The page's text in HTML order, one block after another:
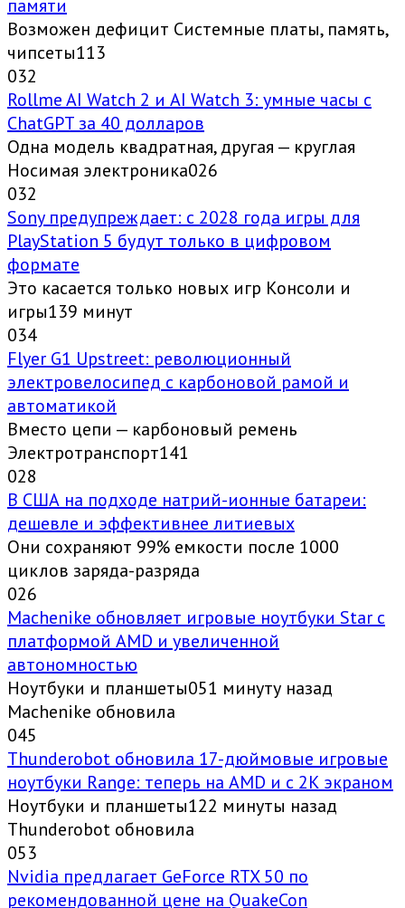
памяти
Возможен дефицит Системные платы, память,
чипсеты113
032
Rollme AI Watch 2 и AI Watch 3: умные часы с
ChatGPT за 40 долларов
Одна модель квадратная, другая — круглая
Носимая электроника026
032
Sony предупреждает: с 2028 года игры для
PlayStation 5 будут только в цифровом
формате
Это касается только новых игр Консоли и
игры139 минут
034
Flyer G1 Upstreet: революционный
электровелосипед с карбоновой рамой и
автоматикой
Вместо цепи — карбоновый ремень
Электротранспорт141
028
В США на подходе натрий-ионные батареи:
дешевле и эффективнее литиевых
Они сохраняют 99% емкости после 1000
циклов заряда-разряда
026
Machenike обновляет игровые ноутбуки Star с
платформой AMD и увеличенной
автономностью
Ноутбуки и планшеты051 минуту назад
Machenike обновила
045
Thunderobot обновила 17-дюймовые игровые
ноутбуки Range: теперь на AMD и с 2K экраном
Ноутбуки и планшеты122 минуты назад
Thunderobot обновила
053
Nvidia предлагает GeForce RTX 50 по
рекомендованной цене на QuakeCon